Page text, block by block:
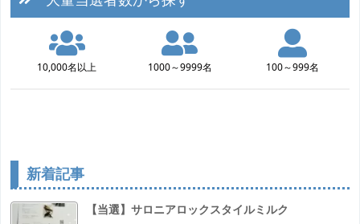
10,000名以上 1000～9999名 100～999名
新着記事
【当選】サロニアロックスタイルミルク